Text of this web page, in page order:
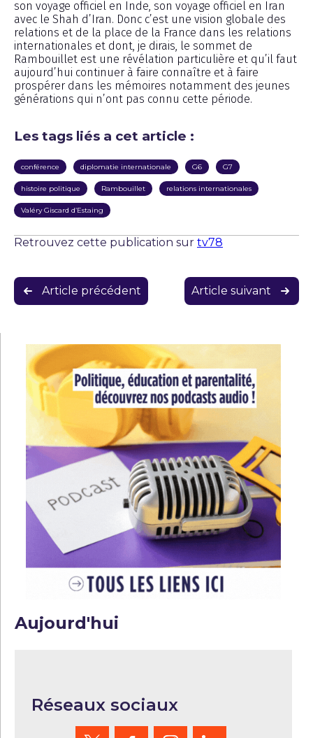
son voyage officiel en Inde, son voyage officiel en Iran
avec le Shah d’Iran. Donc c’est une vision globale des
relations et de la place de la France dans les relations
internationales et dont, je dirais, le sommet de
Rambouillet est une révélation particulière et qu’il faut
aujourd’hui continuer à faire connaître et à faire
prospérer dans les mémoires notamment des jeunes
générations qui n’ont pas connu cette période.
Les tags liés a cet article :
conférence diplomatie internationale G6 G7
histoire politique Rambouillet relations internationales
Valéry Giscard d’Estaing
Retrouvez cette publication sur tv78
Navigation
de
Article précédent Article suivant
Aujourd'hui
Réseaux sociaux